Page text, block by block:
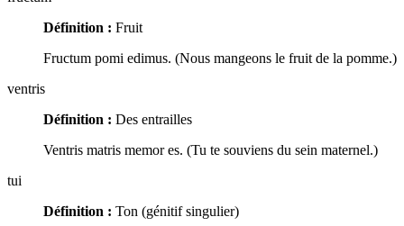
Définition : Fruit
Fructum pomi edimus. (Nous mangeons le fruit de la pomme.)
ventris
Définition : Des entrailles
Ventris matris memor es. (Tu te souviens du sein maternel.)
tui
Définition : Ton (génitif singulier)